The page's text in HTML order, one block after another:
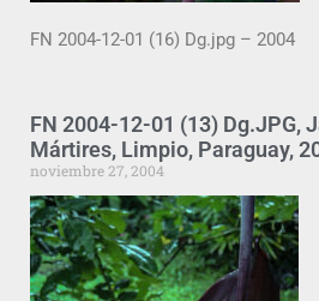
FN 2004-12-01 (16) Dg.jpg – 2004
FN 2004-12-01 (13) Dg.JPG,
Mártires, Limpio, Paraguay,
noviembre 27, 2004